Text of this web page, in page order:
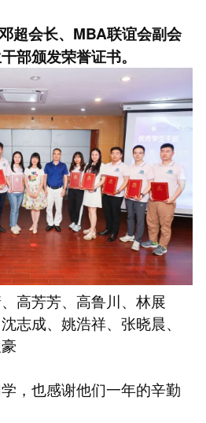
超会长、MBA联谊会副会
部颁发荣誉证书。
高芳芳、高鲁川、林展
志成、姚浩祥、张晓晨、
，也感谢他们一年的辛勤